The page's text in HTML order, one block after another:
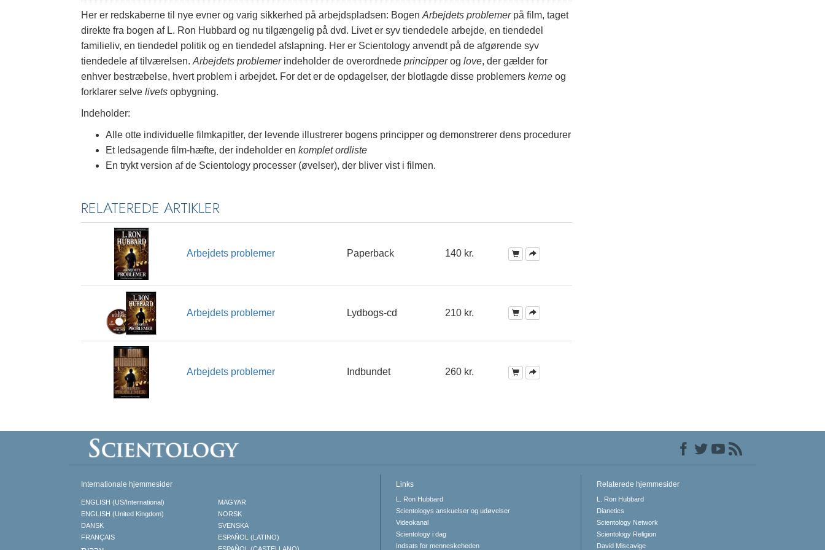
Her er redskaberne til nye evner og varig sikkerhed på arbejdspladsen: Bogen Arbejdets problemerpå film, taget
direkte fra bogen af L. Ron Hubbard og nu tilgængelig på dvd. Livet er syv tiendedele arbejde, en tiendedel
familieliv, en tiendedel politik og en tiendedel afslapning. Her er Scientology anvendt på de afgørende syv
tiendedele af tilværelsen. Arbejdets problemerindeholder de overordnede principperog love, der gælder for
enhver bestræbelse, hvert problem i arbejdet. For det er de opdagelser, der blotlagde disse problemers kerne og
forklarer selve livets opbygning.
Indeholder:
Alle otte individuelle filmkapitler, der levende illustrerer bogens principper og demonstrerer dens procedurer
Et ledsagende film-hæfte, der indeholder en komplet ordliste
En trykt version af de Scientology processer (øvelser), der bliver vist i filmen.
RELATEREDE ARTIKLER
Arbejdets problemer Paperback 140 kr.
Arbejdets problemer Lydbogs-cd 210 kr.
Arbejdets problemer Indbundet 260 kr.
Internationale hjemmesider
ENGLISH (US/International)
ENGLISH (United Kingdom)
DANSK
FRANÇAIS
MAGYAR
NORSK
SVENSKA
ESPAÑOL (LATINO)
Links
L. Ron Hubbard
Scientologys anskuelser og udøvelser
Videokanal
Scientology i dag
Indsats for menneskeheden
Relaterede hjemmesider
L. Ron Hubbard
Dianetics
Scientology Network
Scientology Religion
David Miscavige